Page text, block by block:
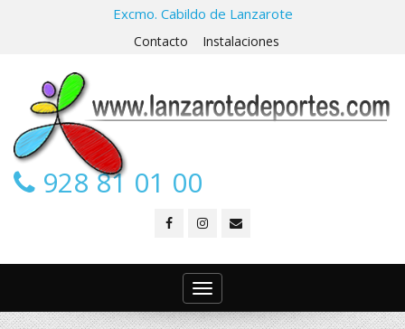
Excmo. Cabildo de Lanzarote
Contacto Instalaciones
928 81 01 00
Toggle
navigation